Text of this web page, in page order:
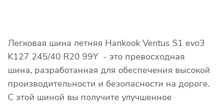
Легковая шина летняя Hankook Ventus S1 evo3
K127 245/40 R20 99Y - это превосходная
шина, разработанная для обеспечения высокой
производительности и безопасности на дороге.
С этой шиной вы получите улучшенное